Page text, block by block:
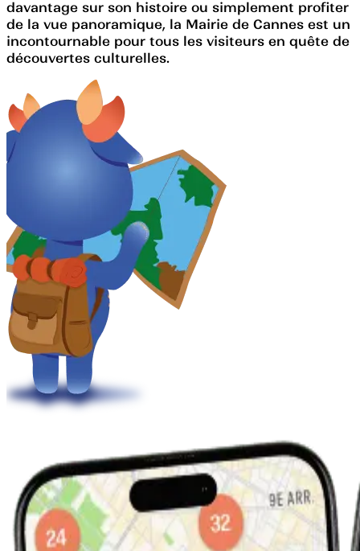
davantage sur son histoire ou simplement profiter
de la vue panoramique, la Mairie de Cannes est un
incontournable pour tous les visiteurs en quête de
découvertes culturelles.